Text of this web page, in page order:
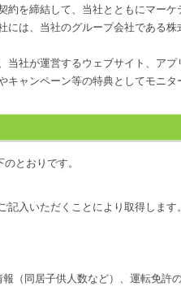
を締結して、当社とともにマー
は、当社のグループ会社である
社が運営するウェブサイト、アプ
ャンペーン等の特典としてモニタ
とおりです。
入いただくことにより取得します。
（同居子供人数など）、運転免許